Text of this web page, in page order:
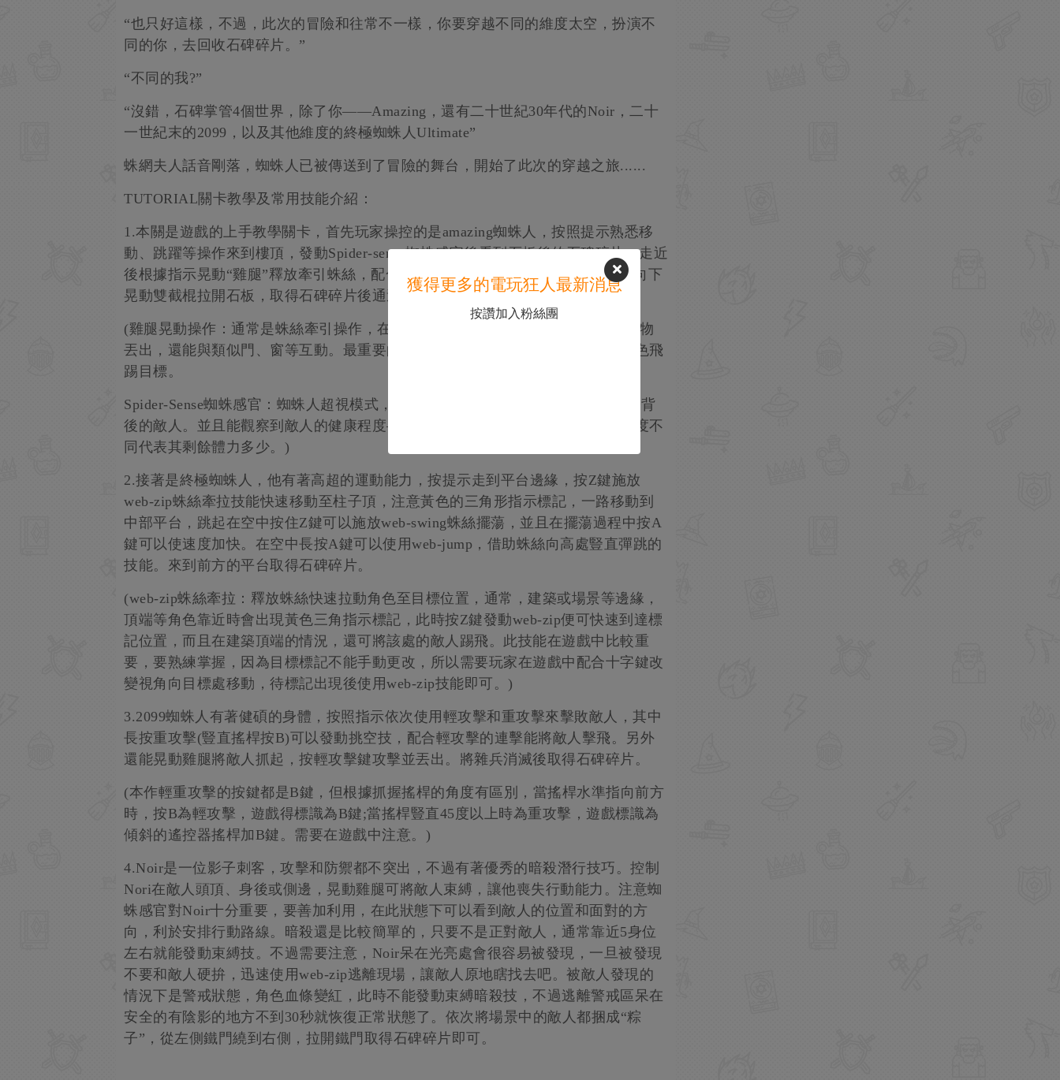
“也只好這樣，不過，此次的冒險和往常不一樣，你要穿越不同的維度太空，扮演不
同的你，去回收石碑碎片。”
“不同的我?”
“沒錯，石碑掌管4個世界，除了你——Amazing，還有二十世紀30年代的Noir，二十
一世紀末的2099，以及其他維度的終極蜘蛛人Ultimate”
蛛網夫人話音剛落，蜘蛛人已被傳送到了冒險的舞台，開始了此次的穿越之旅......
TUTORIAL關卡教學及常用技能介紹：
1.本關是遊戲的上手教學關卡，首先玩家操控的是amazing蜘蛛人，按照提示熟悉移
動、跳躍等操作來到樓頂，發動Spider-sense蜘蛛感官後看到石板後的石碑碎片，走近
後根據指示晃動“雞腿”釋放牽引蛛絲，配合指向操作將蛛絲黏在固定位置，同時向下
晃動雙截棍拉開石板，取得石碑碎片後通過。
(雞腿晃動操作：通常是蛛絲牽引操作，在遊戲中利用率極高，可以拾取場景中雜物
丟出，還能與類似門、窗等互動。最重要的，它可以釋放蛛絲粘住敵人，牽引角色飛
踢目標。
Spider-Sense蜘蛛感官：蜘蛛人超視模式，能看穿障礙物，發現隱藏的物品或建築背
後的敵人。並且能觀察到敵人的健康程度——敵人紅色的標記，紅色到灰色的程度不
同代表其剩餘體力多少。)
2.接著是終極蜘蛛人，他有著高超的運動能力，按提示走到平台邊緣，按Z鍵施放
web-zip蛛絲牽拉技能快速移動至柱子頂，注意黃色的三角形指示標記，一路移動到
中部平台，跳起在空中按住Z鍵可以施放web-swing蛛絲擺蕩，並且在擺蕩過程中按A
鍵可以使速度加快。在空中長按A鍵可以使用web-jump，借助蛛絲向高處豎直彈跳的
技能。來到前方的平台取得石碑碎片。
(web-zip蛛絲牽拉：釋放蛛絲快速拉動角色至目標位置，通常，建築或場景等邊緣，
頂端等角色靠近時會出現黃色三角指示標記，此時按Z鍵發動web-zip便可快速到達標
記位置，而且在建築頂端的情況，還可將該處的敵人踢飛。此技能在遊戲中比較重
要，要熟練掌握，因為目標標記不能手動更改，所以需要玩家在遊戲中配合十字鍵改
變視角向目標處移動，待標記出現後使用web-zip技能即可。)
3.2099蜘蛛人有著健碩的身體，按照指示依次使用輕攻擊和重攻擊來擊敗敵人，其中
長按重攻擊(豎直搖桿按B)可以發動挑空技，配合輕攻擊的連擊能將敵人擊飛。另外
還能晃動雞腿將敵人抓起，按輕攻擊鍵攻擊並丟出。將雜兵消滅後取得石碑碎片。
(本作輕重攻擊的按鍵都是B鍵，但根據抓握搖桿的角度有區別，當搖桿水準指向前方
時，按B為輕攻擊，遊戲得標識為B鍵;當搖桿豎直45度以上時為重攻擊，遊戲標識為
傾斜的遙控器搖桿加B鍵。需要在遊戲中注意。)
4.Noir是一位影子刺客，攻擊和防禦都不突出，不過有著優秀的暗殺潛行技巧。控制
Nori在敵人頭頂、身後或側邊，晃動雞腿可將敵人束縛，讓他喪失行動能力。注意蜘
蛛感官對Noir十分重要，要善加利用，在此狀態下可以看到敵人的位置和面對的方
向，利於安排行動路線。暗殺還是比較簡單的，只要不是正對敵人，通常靠近5身位
左右就能發動束縛技。不過需要注意，Noir呆在光亮處會很容易被發現，一旦被發現
不要和敵人硬拚，迅速使用web-zip逃離現場，讓敵人原地瞎找去吧。被敵人發現的
情況下是警戒狀態，角色血條變紅，此時不能發動束縛暗殺技，不過逃離警戒區呆在
安全的有陰影的地方不到30秒就恢復正常狀態了。依次將場景中的敵人都捆成“粽
子”，從左側鐵門繞到右側，拉開鐵門取得石碑碎片即可。
獲得更多的電玩狂人最新消息
按讚加入粉絲團